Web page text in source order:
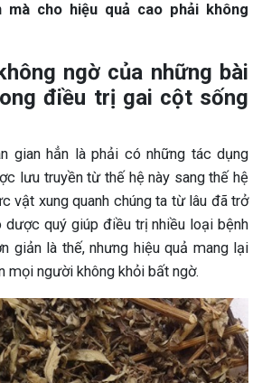
mà cho hiệu quả cao phải không
ngờ của những bài
điều trị gai cột sống
gian hẳn là phải có những tác dụng
lưu truyền từ thế hệ này sang thế hệ
vật xung quanh chúng ta từ lâu đã trở
dược quý giúp điều trị nhiều loại bệnh
giản là thế, nhưng hiệu quả mang lại
mọi người không khỏi bất ngờ.